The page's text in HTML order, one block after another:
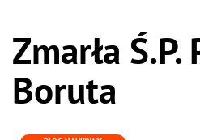
Zmarła
Boruta